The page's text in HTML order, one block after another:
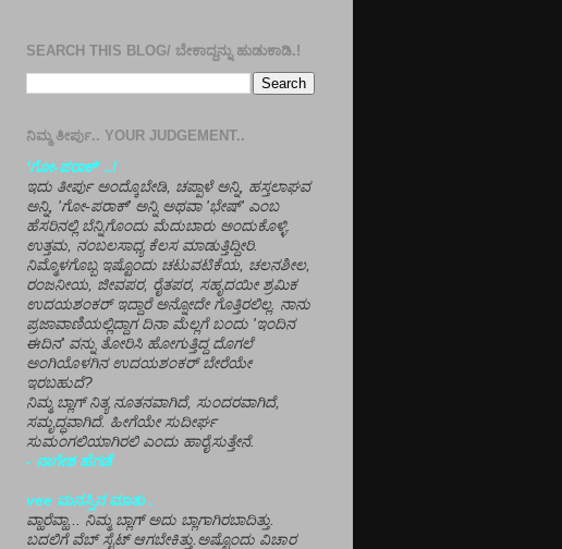
SEARCH THIS BLOG/ ಬೇಕಾದ್ದನ್ನು ಹುಡುಕಾಡಿ.!
ನಿಮ್ಮ ತೀರ್ಪು.. YOUR JUDGEMENT..
'ಗೋ-ಪರಾಕ್' ..!
ಇದು ತೀರ್ಪು ಅಂದ್ಕೊಬೇಡಿ, ಚಪ್ಪಾಳೆ ಅನ್ನಿ, ಹಸ್ತಲಾಘವ
ಅನ್ನಿ, 'ಗೋ-ಪರಾಕ್' ಅನ್ನಿ ಅಥವಾ 'ಭೇಷ್' ಎಂಬ
ಹೆಸರಿನಲ್ಲಿ ಬೆನ್ನಿಗೊಂದು ಮೆದುಬಾರು ಅಂದುಕೊಳ್ಳಿ.
ಉತ್ತಮ, ನಂಬಲಸಾಧ್ಯ ಕೆಲಸ ಮಾಡುತ್ತಿದ್ದೀರಿ.
ನಿಮ್ಮೊಳಗೊಬ್ಬ ಇಷ್ಟೊಂದು ಚಟುವಟಿಕೆಯ, ಚಲನಶೀಲ,
ರಂಜನೀಯ, ಜೀವಪರ, ರೈತಪರ, ಸಹೃದಯೀ ಶ್ರಮಿಕ
ಉದಯಶಂಕರ್ ಇದ್ದಾರೆ ಅನ್ನೋದೇ ಗೊತ್ತಿರಲಿಲ್ಲ. ನಾನು
ಪ್ರಜಾವಾಣಿಯಲ್ಲಿದ್ದಾಗ ದಿನಾ ಮೆಲ್ಲಗೆ ಬಂದು 'ಇಂದಿನ
ಈದಿನ' ವನ್ನು ತೋರಿಸಿ ಹೋಗುತ್ತಿದ್ದ ದೊಗಲೆ
ಅಂಗಿಯೊಳಗಿನ ಉದಯಶಂಕರ್ ಬೇರೆಯೇ
ಇರಬಹುದೆ?
ನಿಮ್ಮ ಬ್ಲಾಗ್ ನಿತ್ಯ ನೂತನವಾಗಿದೆ, ಸುಂದರವಾಗಿದೆ,
ಸಮೃದ್ಧವಾಗಿದೆ. ಹೀಗೆಯೇ ಸುದೀರ್ಘ
ಸುಮಂಗಲಿಯಾಗಿರಲಿ ಎಂದು ಹಾರೈಸುತ್ತೇನೆ.
- ನಾಗೇಶ ಹೆಗಡೆ
vee ಮನಸ್ಸಿನ ಮಾತು .
ವ್ಹಾರೆವ್ಹಾ... ನಿಮ್ಮ ಬ್ಲಾಗ್ ಅದು ಬ್ಲಾಗಾಗಿರಬಾದಿತ್ತು.
ಬದಲಿಗೆ ವೆಬ್ ಸೈಟ್ ಆಗಬೇಕಿತ್ತು.ಅಷ್ಟೊಂದು ವಿಚಾರ